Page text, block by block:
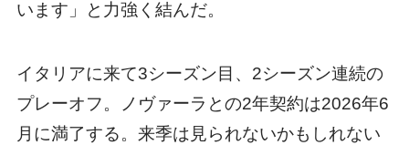
います」と力強く結んだ。
イタリアに来て3シーズン目、2シーズン連続の
プレーオフ。ノヴァーラとの2年契約は2026年6
月に満了する。来季は見られないかもしれない